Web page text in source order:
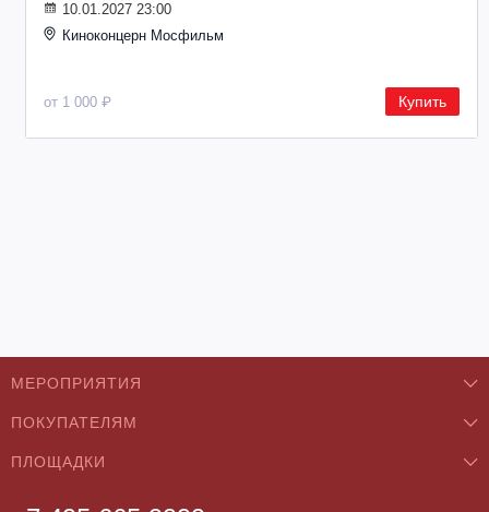
10.01.2027 23:00
Киноконцерн Мосфильм
от 1 000 ₽ Купить
МЕРОПРИЯТИЯ
Концерты
Классика
ПОКУПАТЕЛЯМ
О нас
ПЛОЩАДКИ